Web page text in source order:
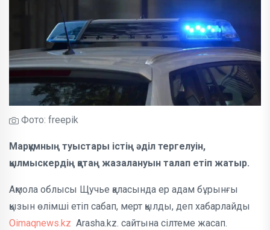
Фото: freepik
Марқұмның туыстары істің әділ тергелуін,
қылмыскердің қатаң жазалануын талап етіп жатыр.
Ақмола облысы Щучье қаласында ер адам бұрынғы
қызын өлімші етіп сабап, мерт қылды, деп хабарлайды
Oimaqnews.kz Arasha.kz. сайтына сілтеме жасап.